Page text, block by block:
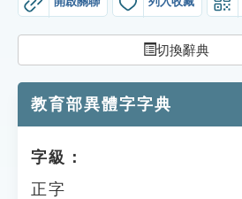
貓頭鷹博士
切換辭典
教育部異體字字典
字級：
正字